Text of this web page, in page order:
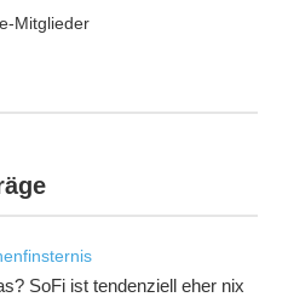
Mitglieder
SoFi ist tendenziell eher nix